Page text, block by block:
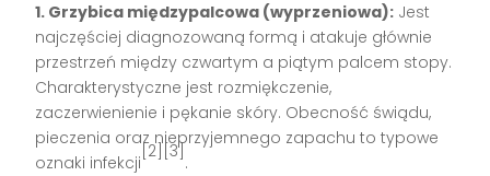
1. Grzybica międzypalcowa (wyprzeniowa): Jest
najczęściej diagnozowaną formą i atakuje głównie
przestrzeń między czwartym a piątym palcem stopy.
Charakterystyczne jest rozmiękczenie,
zaczerwienienie i pękanie skóry. Obecność świądu,
pieczenia oraz nieprzyjemnego zapachu to typowe
oznaki infekcji
[2][3]
.